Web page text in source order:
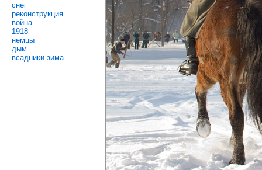
снег
реконструкция
война
1918
немцы
дым
всадники зима